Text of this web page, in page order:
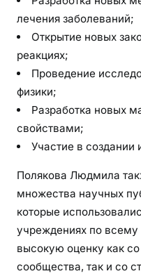
лечения заболеваний;
Открытие новых
реакциях;
Проведение
физики;
Разработка новых
свойствами;
Участие в создании
Полякова Людмила
множества научных
которые
учреждениях по
высокую оценку как
сообщества, так и со